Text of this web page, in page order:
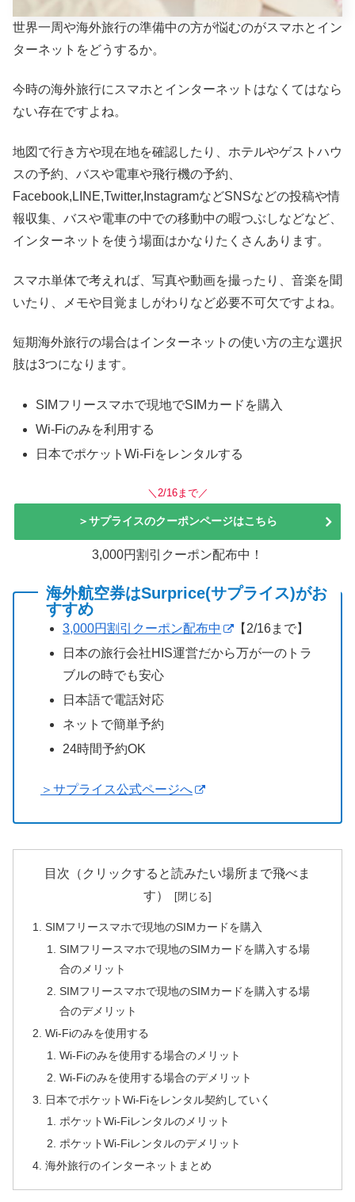
世界一周や海外旅行の準備中の方が悩むのがスマホとイン
ターネットをどうするか。
今時の海外旅行にスマホとインターネットはなくてはなら
ない存在ですよね。
地図で行き方や現在地を確認したり、ホテルやゲストハウ
スの予約、バスや電車や飛行機の予約、
Facebook,LINE,Twitter,InstagramなどSNSなどの投稿や情
報収集、バスや電車の中での移動中の暇つぶしなどなど、
インターネットを使う場面はかなりたくさんあります。
スマホ単体で考えれば、写真や動画を撮ったり、音楽を聞
いたり、メモや目覚ましがわりなど必要不可欠ですよね。
短期海外旅行の場合はインターネットの使い方の主な選択
肢は3つになります。
SIMフリースマホで現地でSIMカードを購入
Wi-Fiのみを利用する
日本でポケットWi-Fiをレンタルする
＼2/16まで／
＞サプライスのクーポンページはこちら
3,000円割引クーポン配布中！
海外航空券はSurprice(サプライス)がお
すすめ
3,000円割引クーポン配布中
【2/16まで】
日本の旅行会社HIS運営だから万が一のトラ
ブルの時でも安心
日本語で電話対応
ネットで簡単予約
24時間予約OK
＞サプライス公式ページへ
目次（クリックすると読みたい場所まで飛べま
す）
SIMフリースマホで現地のSIMカードを購入
SIMフリースマホで現地のSIMカードを購入する場
合のメリット
SIMフリースマホで現地のSIMカードを購入する場
合のデメリット
Wi-Fiのみを使用する
Wi-Fiのみを使用する場合のメリット
Wi-Fiのみを使用する場合のデメリット
日本でポケットWi-Fiをレンタル契約していく
ポケットWi-Fiレンタルのメリット
ポケットWi-Fiレンタルのデメリット
海外旅行のインターネットまとめ